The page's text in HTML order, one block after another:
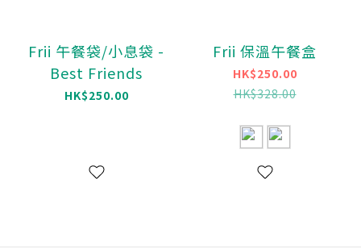
Frii 午餐袋/小息袋 -
Best Friends
HK$250.00
Frii 保溫午餐盒
HK$250.00
HK$328.00